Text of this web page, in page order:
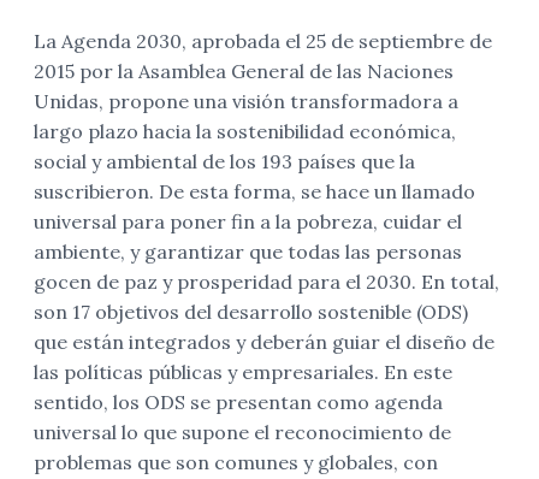
La Agenda 2030, aprobada el 25 de septiembre de
2015 por la Asamblea General de las Naciones
Unidas, propone una visión transformadora a
largo plazo hacia la sostenibilidad económica,
social y ambiental de los 193 países que la
suscribieron. De esta forma, se hace un llamado
universal para poner fin a la pobreza, cuidar el
ambiente, y garantizar que todas las personas
gocen de paz y prosperidad para el 2030. En total,
son 17 objetivos del desarrollo sostenible (ODS)
que están integrados y deberán guiar el diseño de
las políticas públicas y empresariales. En este
sentido, los ODS se presentan como agenda
universal lo que supone el reconocimiento de
problemas que son comunes y globales, con